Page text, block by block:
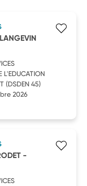
L'EDUCATION
(DSDEN 45)
2026
-